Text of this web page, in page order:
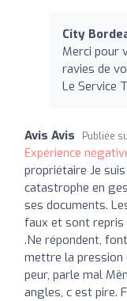
City
Merci pour
ravies de
Le Service
Avis Avis Publiée
Expérience
propriétaire Je
catastrophe en
ses documents.
faux et sont repris
.Ne répondent,
mettre la pression
peur, parle mal
angles, c est pire.